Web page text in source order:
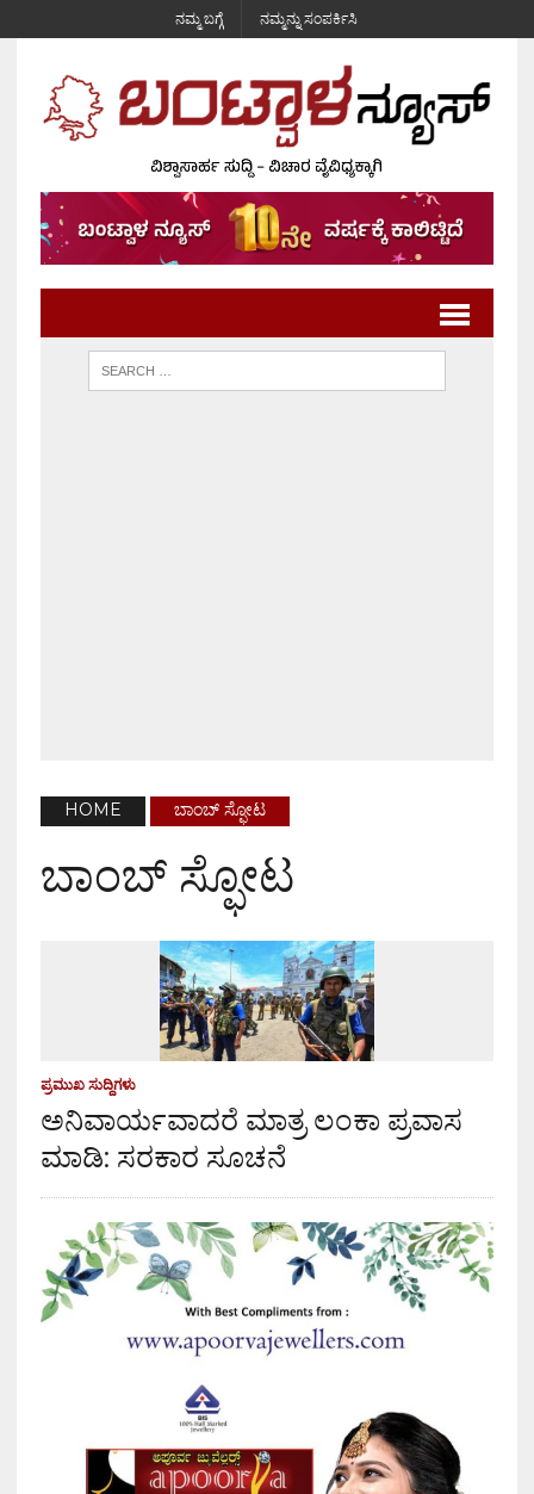
ನಮ್ಮ ಬಗ್ಗೆ ನಮ್ಮನ್ನು ಸಂಪರ್ಕಿಸಿ
HOME ಬಾಂಬ್ ಸ್ಫೋಟ
ಬಾಂಬ್ ಸ್ಫೋಟ
ಪ್ರಮುಖ ಸುದ್ದಿಗಳು
ಅನಿವಾರ್ಯವಾದರೆ ಮಾತ್ರ ಲಂಕಾ ಪ್ರವಾಸ
ಮಾಡಿ: ಸರಕಾರ ಸೂಚನೆ